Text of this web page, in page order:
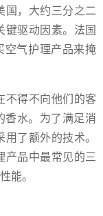
国，大约三分之二
键驱动因素。法国
空气护理产品来掩
不得不向他们的客
香水。为了满足消
了额外的技术。
产品中最常见的三
能。